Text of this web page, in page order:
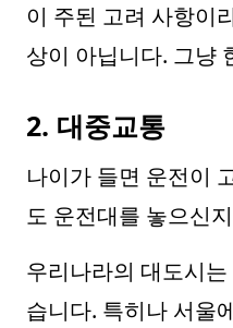
이 주된 고려 사항이
상이 아닙니다. 그냥
2. 대중교통
나이가 들면 운전이
도 운전대를 놓으신
우리나라의 대도시
습니다. 특히나 서울